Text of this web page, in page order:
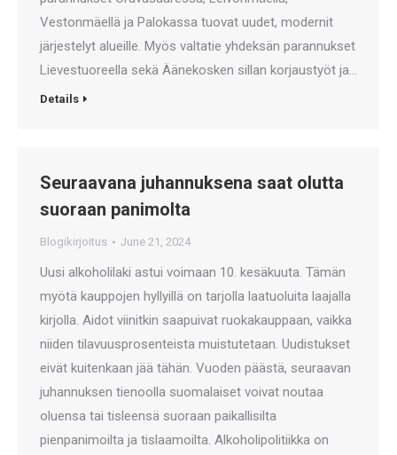
Vestonmäellä ja Palokassa tuovat uudet, modernit
järjestelyt alueille. Myös valtatie yhdeksän parannukset
Lievestuoreella sekä Äänekosken sillan korjaustyöt ja…
Details
Seuraavana juhannuksena saat olutta
suoraan panimolta
Blogikirjoitus June 21, 2024
Uusi alkoholilaki astui voimaan 10. kesäkuuta. Tämän
myötä kauppojen hyllyillä on tarjolla laatuoluita laajalla
kirjolla. Aidot viinitkin saapuivat ruokakauppaan, vaikka
niiden tilavuusprosenteista muistutetaan. Uudistukset
eivät kuitenkaan jää tähän. Vuoden päästä, seuraavan
juhannuksen tienoolla suomalaiset voivat noutaa
oluensa tai tisleensä suoraan paikallisilta
pienpanimoilta ja tislaamoilta. Alkoholipolitiikka on